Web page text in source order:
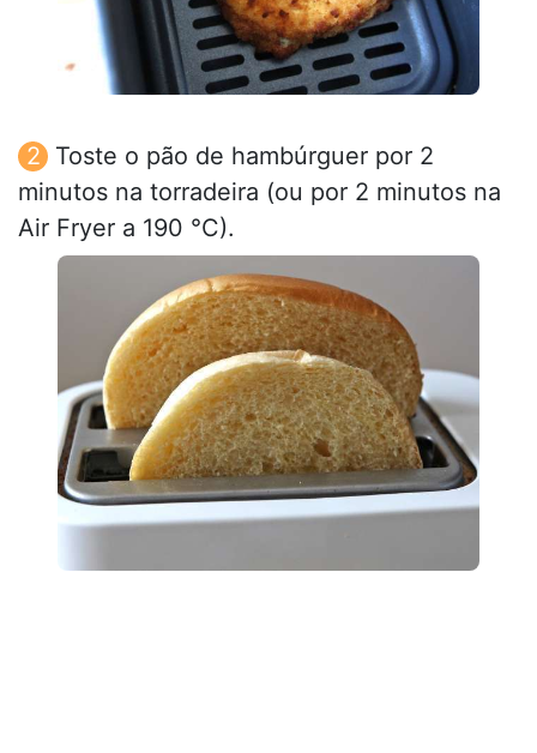
Toste o pão de hambúrguer por 2
minutos na torradeira (ou por 2 minutos na
Air Fryer a 190 °C).